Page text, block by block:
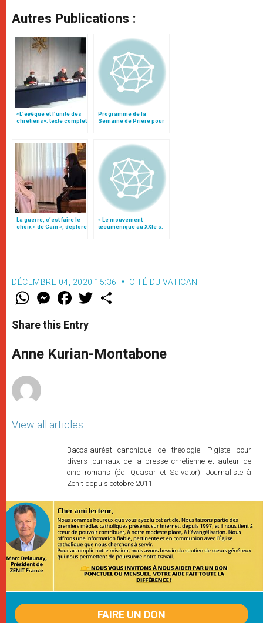
Autres Publications :
«L’évêque et l’unité des
chrétiens»: texte complet
Programme de la
Semaine de Prière pour
La guerre, c’est faire le
choix « de Caïn », déplore
« Le mouvement
œcuménique au XXIe s.
DÉCEMBRE 04, 2020 15:36 CITÉ DU VATICAN
W
t
s
p
p
M
e
s
e
g
e
F
a
e
b
o
k
w
r
Share this Entry
Anne Kurian-Montabone
View all articles
Baccalauréat canonique de théologie. Pigiste pour
divers journaux de la presse chrétienne et auteur de
cinq romans (éd. Quasar et Salvator). Journaliste à
Zenit depuis octobre 2011.
FAIRE UN DON